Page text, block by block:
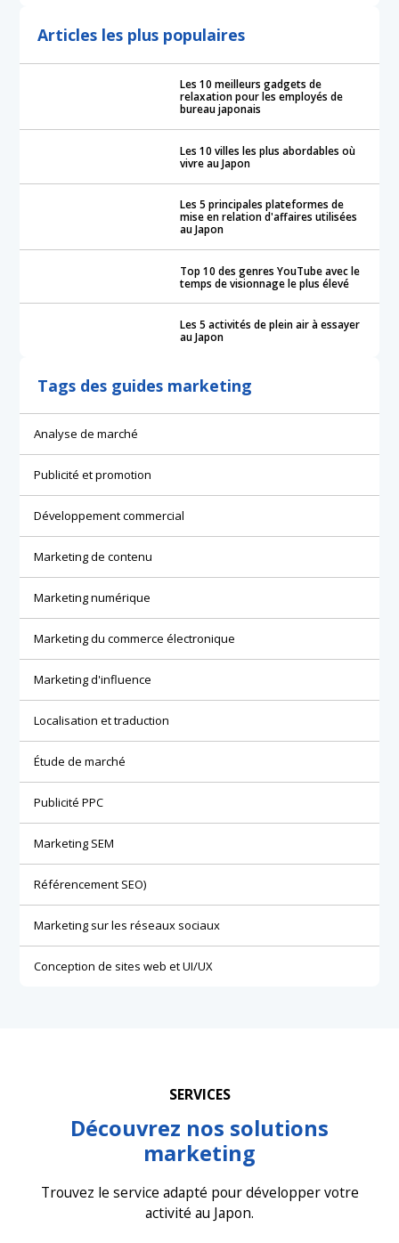
Articles les plus populaires
Les 10 meilleurs gadgets de
relaxation pour les employés de
bureau japonais
Les 10 villes les plus abordables où
vivre au Japon
Les 5 principales plateformes de
mise en relation d'affaires utilisées
au Japon
Top 10 des genres YouTube avec le
temps de visionnage le plus élevé
Les 5 activités de plein air à essayer
au Japon
Tags des guides marketing
Analyse de marché
Publicité et promotion
Développement commercial
Marketing de contenu
Marketing numérique
Marketing du commerce électronique
Marketing d'influence
Localisation et traduction
Étude de marché
Publicité PPC
Marketing SEM
Référencement SEO)
Marketing sur les réseaux sociaux
Conception de sites web et UI/UX
SERVICES
Découvrez nos solutions
marketing
Trouvez le service adapté pour développer votre
activité au Japon.